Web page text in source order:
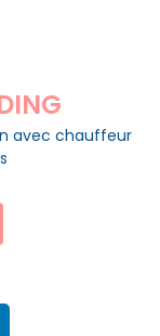
avec chauffeur